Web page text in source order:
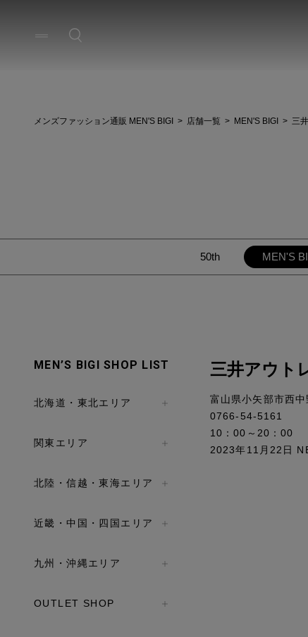
メンズファッション通販 MEN'S BIGI 店舗一覧 MEN'S BIGI 三
50th MEN'S
MEN’S BIGI SHOP LIST
北海道・東北エリア
関東エリア
北陸・信越・東海エリア
近畿・中国・四国エリア
九州・沖縄エリア
OUTLET SHOP
三井アウト
富山県小矢部市西
0766-54-5161
10：00～20：00
2023年11月22日